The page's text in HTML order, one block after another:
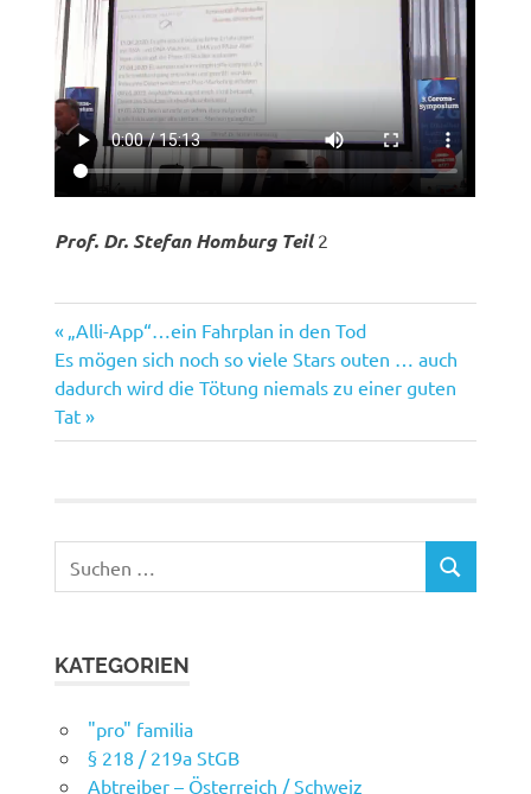
Prof. Dr. Stefan Homburg Teil2
Beitragsnavigation
Vorheriger
Beitrag:
„Alli-App“…ein Fahrplan in den Tod
Nächster
Beitrag:
Es mögen sich noch so viele Stars outen … auch
dadurch wird die Tötung niemals zu einer guten
Tat
nach:
SUCHEN
KATEGORIEN
"pro" familia
§ 218 / 219a StGB
Abtreiber – Österreich / Schweiz